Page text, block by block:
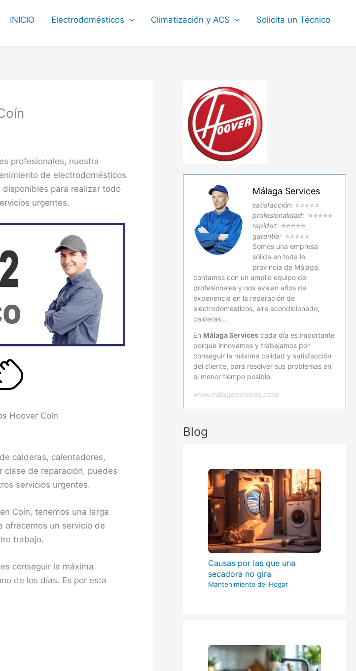
INICIO Electrodomésticos Climatización y ACS Solicita un Técnico
profesionales, nuestra
de electrodomésticos
para realizar todo
urgentes.
Hoover Coín
calderas, calentadores,
de reparación, puedes
servicios urgentes.
Coín, tenemos una larga
ofrecemos un servicio de
trabajo.
conseguir la máxima
de los días. Es por esta
Málaga Services
satisfacción: ⭐⭐⭐⭐⭐
profesionalidad: ⭐⭐⭐⭐⭐
rapidez: ⭐⭐⭐⭐⭐
garantía: ⭐⭐⭐⭐⭐
Somos una empresa
sólida en toda la
provincia de Málaga,
contamos con un amplio equipo de
profesionales y nos avalan años de
experiencia en la reparación de
electrodomésticos, aire acondicionado,
calderas…
En Málaga Servicescada día es importante
porque innovamos y trabajamos por
conseguir la máxima calidad y satisfacción
del cliente, para resolver sus problemas en
el menor tiempo posible.
www.malagaservices.com/
Blog
Causas por las que una
secadora no gira
Mantenimiento del Hogar